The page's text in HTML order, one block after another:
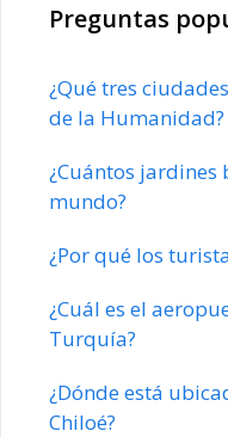
Preguntas
¿Qué tres
de la Humanidad?
¿Cuántos jardines
mundo?
¿Por qué los
¿Cuál es el
Turquía?
¿Dónde está
Chiloé?